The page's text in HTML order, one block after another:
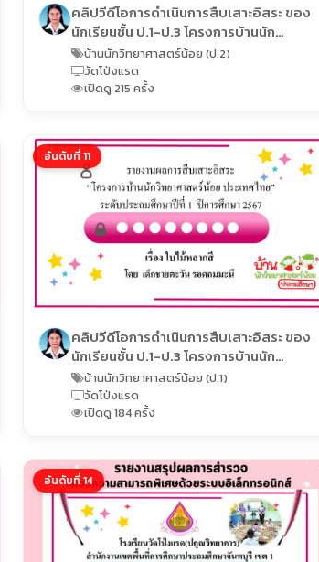
คลิปวีดีโอการดำเนินการสืบเสาะอิสระ ของ
นักเรียนชั้น ป.1-ป.3 โครงการบ้านนัก
วิทยาศาสตร์น้อยประเทศไทย ระดับประถม
ศึกษา ปีการศึกษา 2567
บ้านนักวิทยาศาสตร์น้อย (ป.2)
วัดโป่งแรด
เปิดดู 215 ครั้ง
อันดับที่ 11
คลิปวีดีโอการดำเนินการสืบเสาะอิสระ ของ
นักเรียนชั้น ป.1-ป.3 โครงการบ้านนัก
วิทยาศาสตร์น้อยประเทศไทย ระดับประถม
ศึกษา ปีการศึกษา 2567
บ้านนักวิทยาศาสตร์น้อย (ป.1)
วัดโป่งแรด
เปิดดู 184 ครั้ง
อันดับที่ 14